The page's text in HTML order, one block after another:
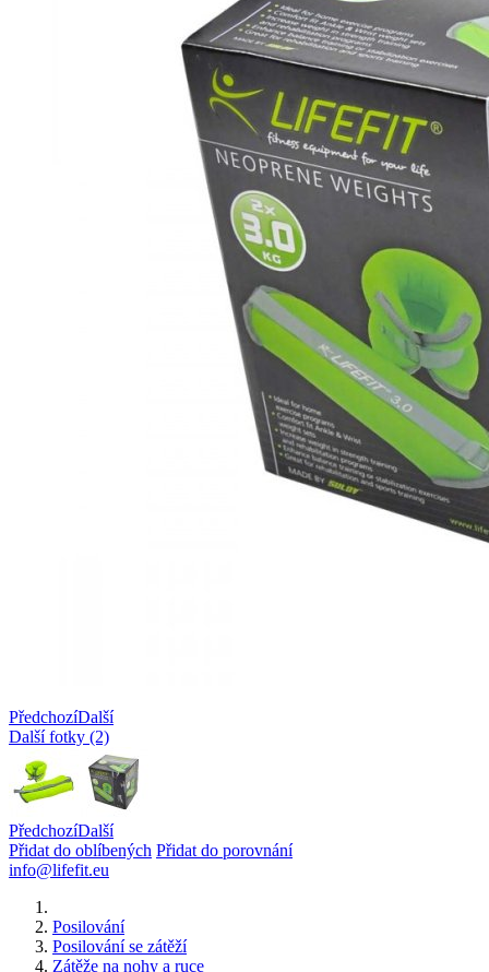
PředchozíDalší
Další fotky (2)
PředchozíDalší
Přidat do oblíbených Přidat do porovnání
info@lifefit.eu
Posilování
Posilování se zátěží
Zátěže na nohy a ruce